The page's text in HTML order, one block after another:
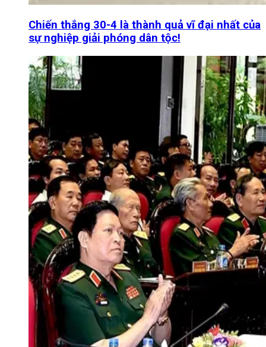
Chiến thắng 30-4 là thành quả vĩ đại nhất của
sự nghiệp giải phóng dân tộc!